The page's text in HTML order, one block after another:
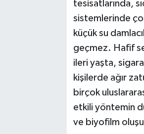
tesisatlarında,
sistemlerinde
küçük su
geçmez. Hafif
ileri yaşta, sigara
kişilerde ağır
birçok
etkili yöntemin
ve biyofilm